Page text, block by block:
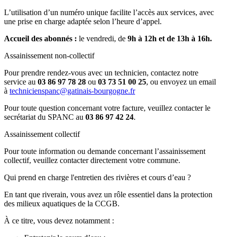
L’utilisation d’un numéro unique facilite l’accès aux services, avec
une prise en charge adaptée selon l’heure d’appel.
Accueil des abonnés : le vendredi, de 9h à 12h et de 13h à 16h.
Assainissement non-collectif
Pour prendre rendez-vous avec un technicien, contactez notre
service au 03 86 97 78 28 ou 03 73 51 00 25, ou envoyez un email
à technicienspanc@gatinais-bourgogne.fr
Pour toute question concernant votre facture, veuillez contacter le
secrétariat du SPANC au 03 86 97 42 24.
Assainissement collectif
Pour toute information ou demande concernant l’assainissement
collectif, veuillez contacter directement votre commune.
Qui prend en charge l'entretien des rivières et cours d’eau ?
En tant que riverain, vous avez un rôle essentiel dans la protection
des milieux aquatiques de la CCGB.
À ce titre, vous devez notamment :